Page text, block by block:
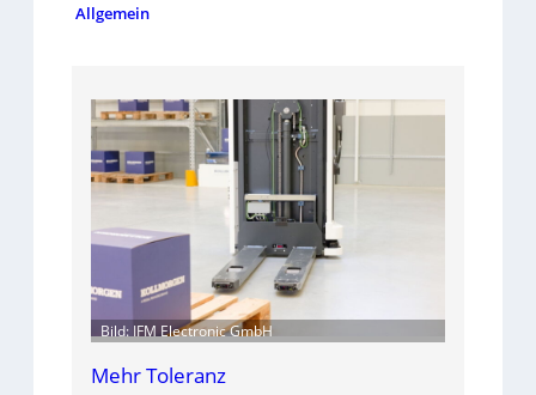
Allgemein
Bild: IFM Electronic GmbH
Mehr Toleranz